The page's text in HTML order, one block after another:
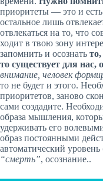
приоритеты — это и
остальное лишь
отвлекаться на то, что
ходит в твою зону
запомнить и осознать
то существует для нас,
внимание, человек
то не будет и этого.
приоритетов, заново
сами создадите.
образа мышления,
удерживать его
образ постоянными
автоматический
“смерть”, осознание..